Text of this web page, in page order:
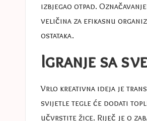
izbjegao otpad.
veličina za efikasnu
ostataka.
Igranje sa
Vrlo kreativna ideja je
svijetle tegle će dodati
učvrstite žice. Riječ je o